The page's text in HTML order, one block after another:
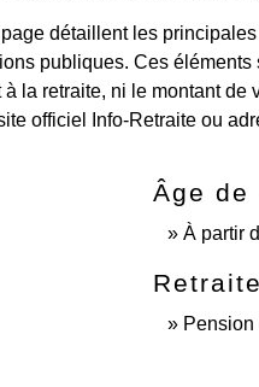
détaillent les
publiques. Ces
la retraite, ni le montant de
officiel Info-Retraite ou
Âge de
À partir
Pension